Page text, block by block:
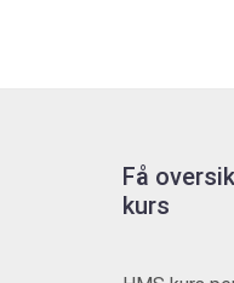
Få
kurs